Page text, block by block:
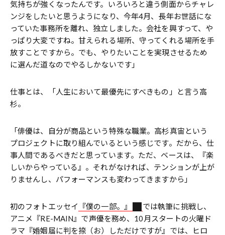
気持ちが強くなったんです。いろいろと違う側面からチャレ
ンジをしたいと思うようになり、今年4月、長年お世話にな
っていた事務所を離れ、独立しました。会社を興すって、や
っぱり大変ですね。甘えられる場所、守ってくれる場所を手
放すことですから。でも、やりたいことを実現させるため
に選んだ道なのでやるしかないです」
仕事とは、「人生において最優先にすべきもの」と言う高
杉。
「俳優は、自分が商品という特殊な職業。高杉真宙という
プロジェクトに取り組んでいるという感じです。だから、仕
事人間であるべきだと思っています。ただ、ベースは、『楽
しいからやっている』。それがなければ、テンションが上が
りませんし、パフォーマンスも変わってきますから」
初のフォトエッセイ 『僕の一部。』
では執筆に挑戦し、
アニメ『RE-MAIN』で声優を務め、10月スタートの火曜ド
ラマ『婚姻届に判を捺（お）しただけですが』では、ヒロ